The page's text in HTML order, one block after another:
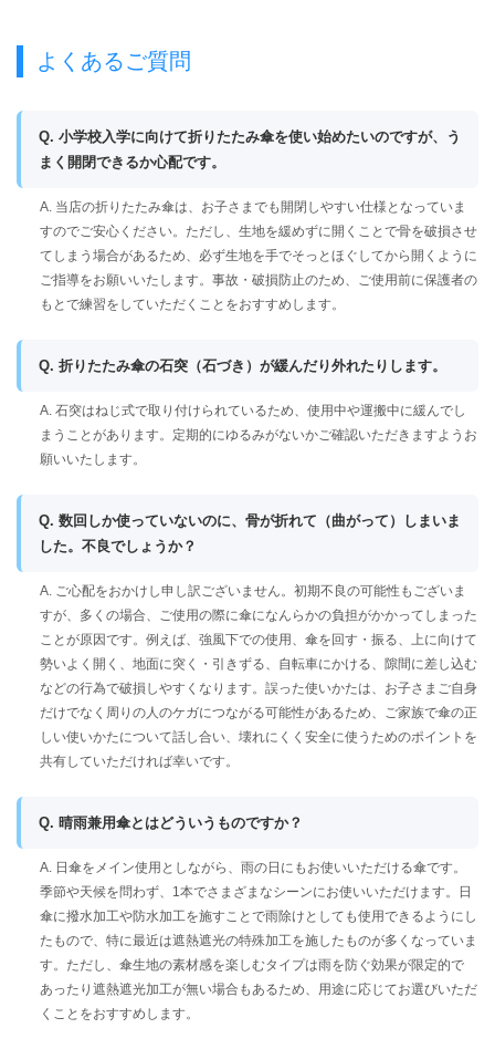
よくあるご質問
Q. 小学校入学に向けて折りたたみ傘を使い始めたいのですが、う
まく開閉できるか心配です。
A. 当店の折りたたみ傘は、お子さまでも開閉しやすい仕様となっていま
すのでご安心ください。ただし、生地を緩めずに開くことで骨を破損させ
てしまう場合があるため、必ず生地を手でそっとほぐしてから開くように
ご指導をお願いいたします。事故・破損防止のため、ご使用前に保護者の
もとで練習をしていただくことをおすすめします。
Q. 折りたたみ傘の石突（石づき）が緩んだり外れたりします。
A. 石突はねじ式で取り付けられているため、使用中や運搬中に緩んでし
まうことがあります。定期的にゆるみがないかご確認いただきますようお
願いいたします。
Q. 数回しか使っていないのに、骨が折れて（曲がって）しまいま
した。不良でしょうか？
A. ご心配をおかけし申し訳ございません。初期不良の可能性もございま
すが、多くの場合、ご使用の際に傘になんらかの負担がかかってしまった
ことが原因です。例えば、強風下での使用、傘を回す・振る、上に向けて
勢いよく開く、地面に突く・引きずる、自転車にかける、隙間に差し込む
などの行為で破損しやすくなります。誤った使いかたは、お子さまご自身
だけでなく周りの人のケガにつながる可能性があるため、ご家族で傘の正
しい使いかたについて話し合い、壊れにくく安全に使うためのポイントを
共有していただければ幸いです。
Q. 晴雨兼用傘とはどういうものですか？
A. 日傘をメイン使用としながら、雨の日にもお使いいただける傘です。
季節や天候を問わず、1本でさまざまなシーンにお使いいただけます。日
傘に撥水加工や防水加工を施すことで雨除けとしても使用できるようにし
たもので、特に最近は遮熱遮光の特殊加工を施したものが多くなっていま
す。ただし、傘生地の素材感を楽しむタイプは雨を防ぐ効果が限定的で
あったり遮熱遮光加工が無い場合もあるため、用途に応じてお選びいただ
くことをおすすめします。